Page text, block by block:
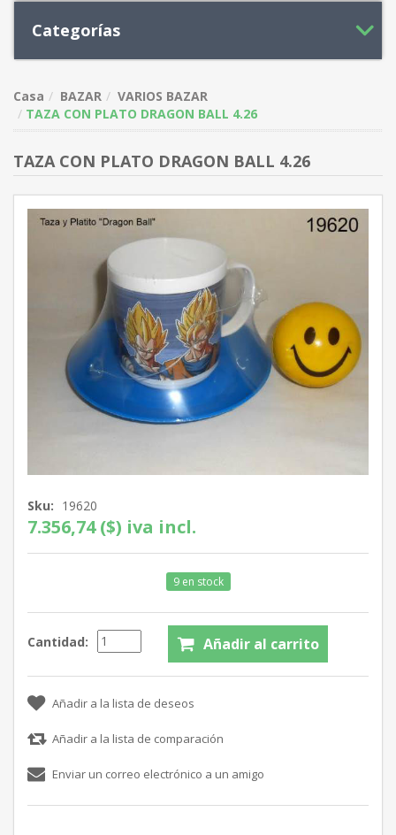
Categorías
Casa BAZAR
VARIOS BAZAR
TAZA CON PLATO DRAGON BALL 4.26
TAZA CON PLATO DRAGON BALL 4.26
Sku: 19620
7.356,74 ($) iva incl.
9 en stock
Cantidad: